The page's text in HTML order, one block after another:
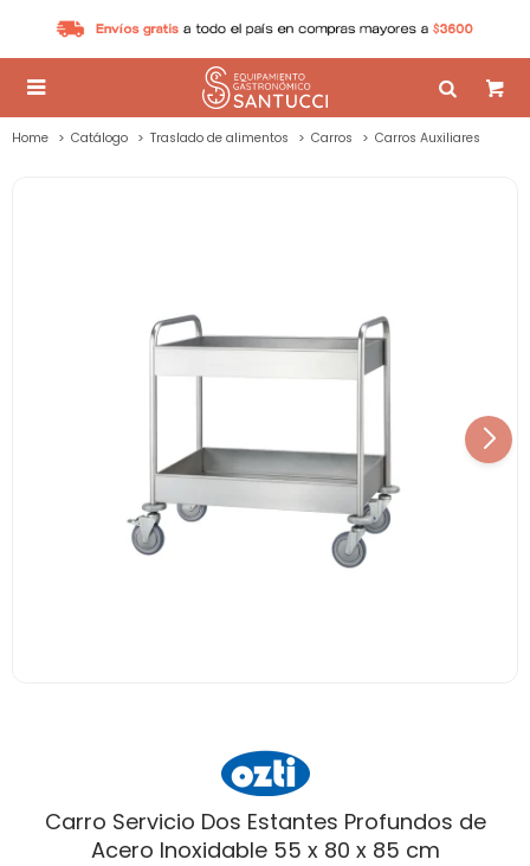

Home Catálogo Traslado de alimentos Carros Carros Auxiliares
Carro Servicio Dos Estantes Profundos de
Acero Inoxidable 55 x 80 x 85 cm